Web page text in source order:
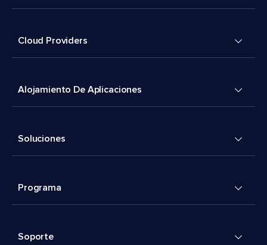
Cloud Providers
Alojamiento De Aplicaciones
Soluciones
Programa
Soporte